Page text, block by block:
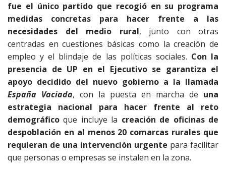
fue el único partido que recogió en su programa
medidas concretas para hacer frente a las
necesidades del medio rural, junto con otras
centradas en cuestiones básicas como la creación de
empleo y el blindaje de las políticas sociales. Con la
presencia de UP en el Ejecutivo se garantiza el
apoyo decidido del nuevo gobierno a la llamada
España Vaciada, con la puesta en marcha de una
estrategia nacional para hacer frente al reto
demográficoque incluye la creación de oficinas de
despoblación en al menos 20 comarcas rurales que
requieran de una intervención urgente para facilitar
que personas o empresas se instalen en la zona.